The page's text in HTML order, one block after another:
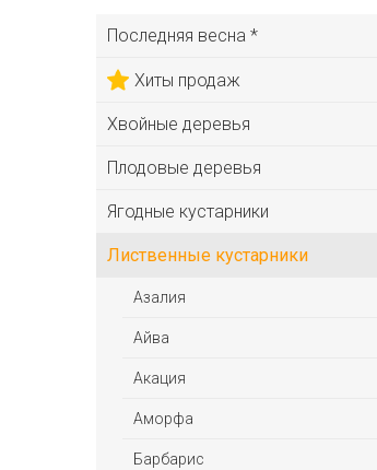
Последняя весна *
Хиты продаж
Хвойные деревья
Плодовые деревья
Ягодные кустарники
Лиственные кустарники
Азалия
Айва
Акация
Аморфа
Барбарис